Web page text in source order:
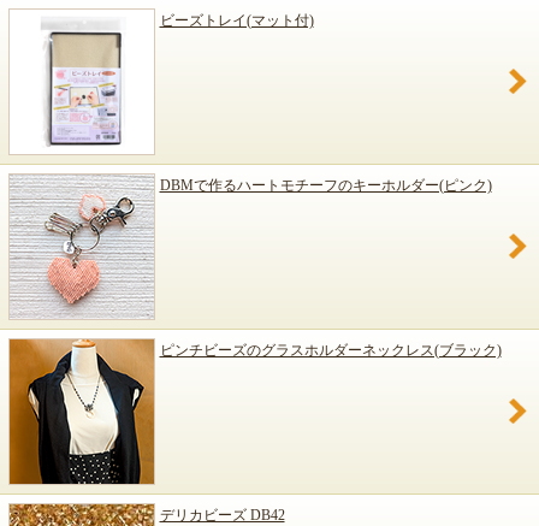
ビーズトレイ(マット付)
DBMで作るハートモチーフのキーホルダー(ピンク)
ピンチビーズのグラスホルダーネックレス(ブラック)
デリカビーズ DB42